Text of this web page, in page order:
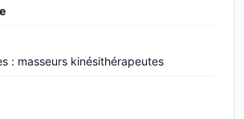
: masseurs kinésithérapeutes